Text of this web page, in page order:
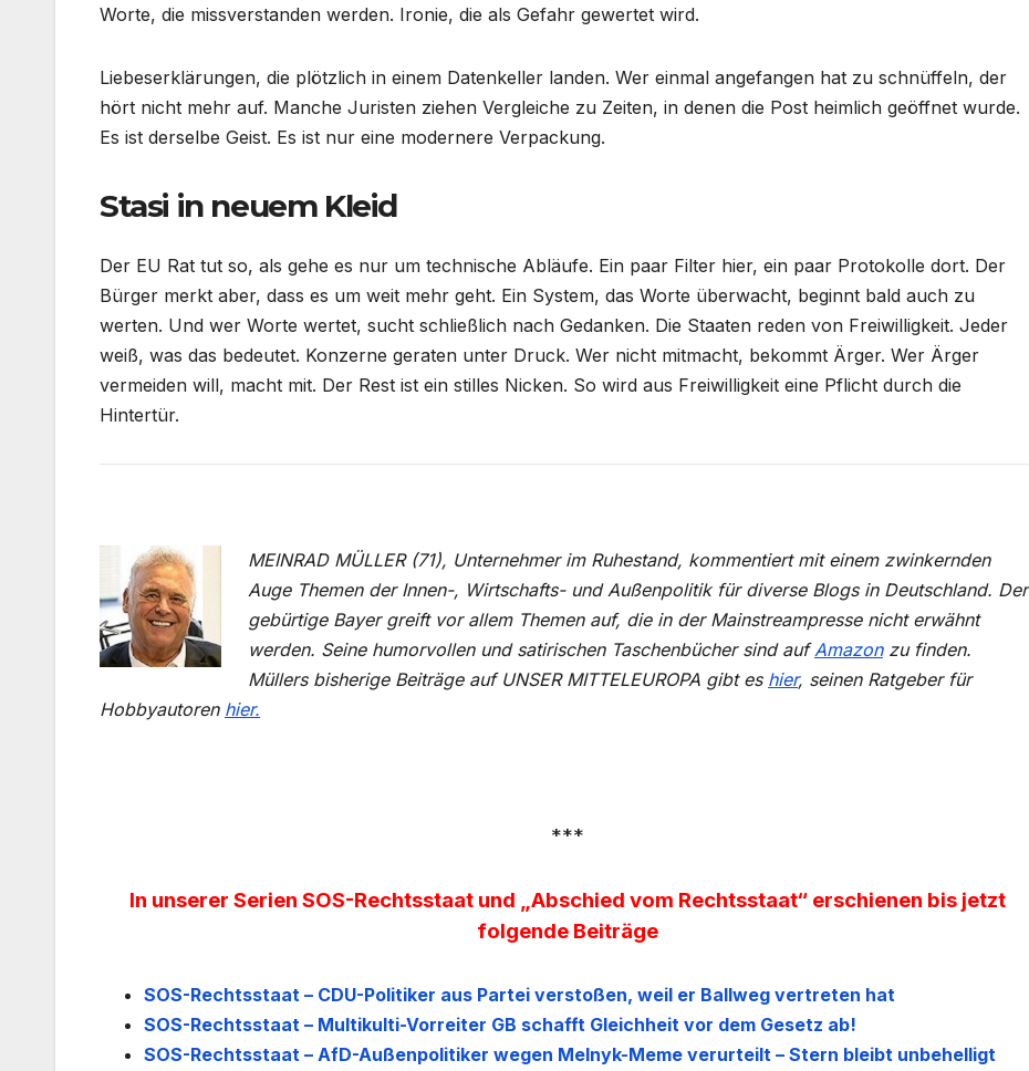
Worte, die missverstanden werden. Ironie, die als Gefahr gewertet wird.
Liebeserklärungen, die plötzlich in einem Datenkeller landen. Wer einmal angefangen hat zu schnüffeln, der
hört nicht mehr auf. Manche Juristen ziehen Vergleiche zu Zeiten, in denen die Post heimlich geöffnet wurde.
Es ist derselbe Geist. Es ist nur eine modernere Verpackung.
Stasi in neuem Kleid
Der EU Rat tut so, als gehe es nur um technische Abläufe. Ein paar Filter hier, ein paar Protokolle dort. Der
Bürger merkt aber, dass es um weit mehr geht. Ein System, das Worte überwacht, beginnt bald auch zu
werten. Und wer Worte wertet, sucht schließlich nach Gedanken. Die Staaten reden von Freiwilligkeit. Jeder
weiß, was das bedeutet. Konzerne geraten unter Druck. Wer nicht mitmacht, bekommt Ärger. Wer Ärger
vermeiden will, macht mit. Der Rest ist ein stilles Nicken. So wird aus Freiwilligkeit eine Pflicht durch die
Hintertür.
MEINRAD MÜLLER (71), Unternehmer im Ruhestand, kommentiert mit einem zwinkernden
Auge Themen der Innen-, Wirtschafts- und Außenpolitik für diverse Blogs in Deutschland. Der
gebürtige Bayer greift vor allem Themen auf, die in der Mainstreampresse nicht erwähnt
werden. Seine humorvollen und satirischen Taschenbücher sind aufAmazonzu finden.
Müllers bisherige Beiträge auf UNSER MITTELEUROPA gibt es hier, seinen Ratgeber für
Hobbyautoren hier.
***
In unserer Serien SOS-Rechtsstaat und „Abschied vom Rechtsstaat“ erschienen bis jetzt
folgende Beiträge
SOS-Rechtsstaat – CDU-Politiker aus Partei verstoßen, weil er Ballweg vertreten hat
SOS-Rechtsstaat – Multikulti-Vorreiter GB schafft Gleichheit vor dem Gesetz ab!
SOS-Rechtsstaat – AfD-Außenpolitiker wegen Melnyk-Meme verurteilt – Stern bleibt unbehelligt